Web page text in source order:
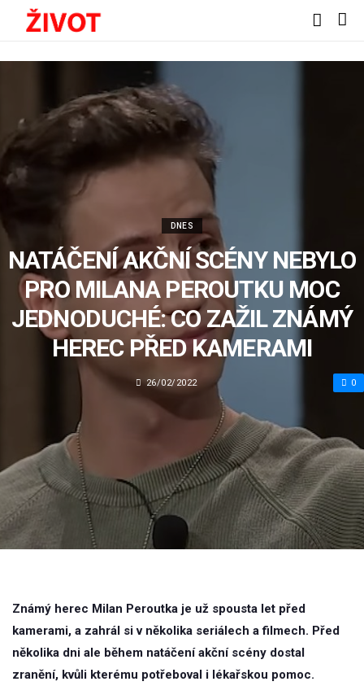
DNES
NATÁČENÍ AKČNÍ SCÉNY NEBYLO
PRO MILANA PEROUTKU MOC
JEDNODUCHÉ: CO ZAŽIL ZNÁMÝ
HEREC PŘED KAMERAMI
26/02/2022 0
Známý herec Milan Peroutka je už spousta let před
kamerami, a zahrál si v několika seriálech a filmech. Před
několika dni ale během natáčení akční scény dostal
zranění, kvůli kterému potřeboval i lékařskou pomoc.